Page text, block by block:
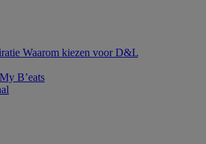
Waarom kiezen voor D&L
My B’eats